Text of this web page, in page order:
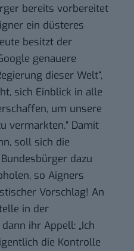
bereits vorbereitet
ein düsteres
besitzt der
genauere
dieser Welt“,
sich Einblick in alle
um unsere
vermarkten.“ Damit
soll sich die
dazu
so Aigners
Vorschlag! An
in der
ihr Appell: „Ich
die Kontrolle